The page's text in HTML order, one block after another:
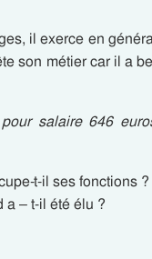
il exerce en
son métier car il a
salaire 646
t-il ses fonctions ?
a – t-il été élu ?